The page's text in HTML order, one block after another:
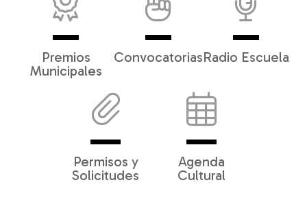
Premios
Municipales
ConvocatoriasRadio Escuela
Permisos y
Solicitudes
Agenda
Cultural